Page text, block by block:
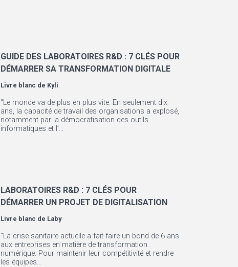
GUIDE DES LABORATOIRES R&D : 7 CLÉS POUR
DÉMARRER SA TRANSFORMATION DIGITALE
Livre blanc de Kyli
"Le monde va de plus en plus vite. En seulement dix
ans, la capacité de travail des organisations a explosé,
notamment par la démocratisation des outils
informatiques et l’...
LABORATOIRES R&D : 7 CLÉS POUR
DÉMARRER UN PROJET DE DIGITALISATION
Livre blanc de Laby
"La crise sanitaire actuelle a fait faire un bond de 6 ans
aux entreprises en matière de transformation
numérique. Pour maintenir leur compétitivité et rendre
les équipes...